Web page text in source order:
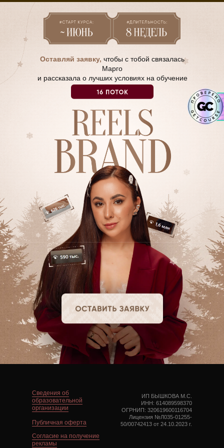
Оставляй заявку, чтобы с тобой связалась
Марго
и рассказала о лучших условиях на обучение
ИП БЫШКОВА М.С.
ИНН: 614089598370
ОГРНИП: 320619600116704
Лицензия №Л035-01255-
50/00742413 от 24.10.2023 г.
Публичная оферта
Сведения об
образовательной
организации
Cогласие на получение
рекламы